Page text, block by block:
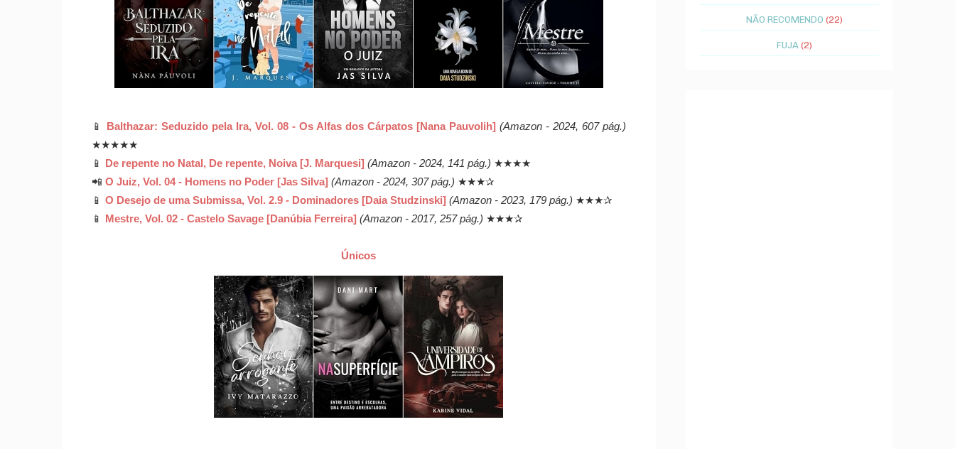
📱 Balthazar: Seduzido pela Ira, Vol. 08 - Os Alfas dos Cárpatos [Nana Pauvolih] (Amazon - 2024, 607 pág.)
★★★★★
📱
De repente no Natal, De repente, Noiva [J. Marquesi] (Amazon - 2024, 141 pág.) ★★★★
📲 O Juiz, Vol. 04 - Homens no Poder [Jas Silva] (Amazon - 2024, 307 pág.) ★★★✰
📱 O Desejo de uma Submissa, Vol. 2.9 - Dominadores [Daia Studzinski] (Amazon - 2023, 179 pág.) ★★★✰
📱
Mestre, Vol. 02 - Castelo Savage [Danúbia Ferreira] (Amazon - 2017, 257 pág.) ★★★✰
Únicos
NÃO RECOMENDO (22)
FUJA (2)